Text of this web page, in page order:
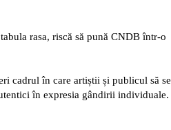
rasa, riscă să pună CNDB într-o
cadrul în care artiștii și publicul să se
în expresia gândirii individuale.